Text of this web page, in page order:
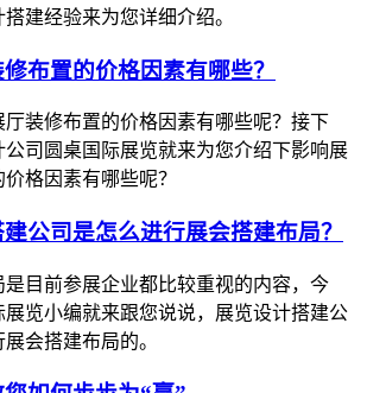
建经验来为您详细介绍。
布置的价格因素有哪些？
厅装修布置的价格因素有哪些呢？接下
公司圆桌国际展览就来为您介绍下影响展
格因素有哪些呢？
公司是怎么进行展会搭建布局？
是目前参展企业都比较重视的内容，今
展览小编就来跟您说说，展览设计搭建公
会搭建布局的。